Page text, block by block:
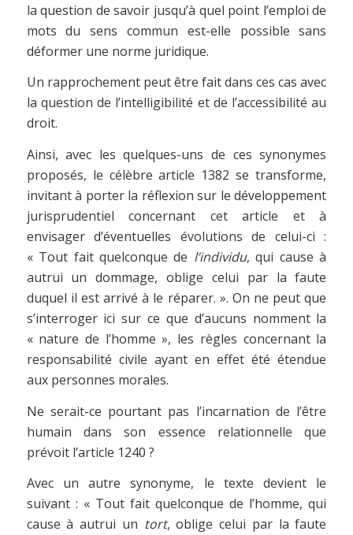
la question de savoir jusqu’à quel point l’emploi de
mots du sens commun est-elle possible sans
déformer une norme juridique.
Un rapprochement peut être fait dans ces cas avec
la question de l’intelligibilité et de l’accessibilité au
droit.
Ainsi, avec les quelques-uns de ces synonymes
proposés, le célèbre article 1382 se transforme,
invitant à porter la réflexion sur le développement
jurisprudentiel concernant cet article et à
envisager d’éventuelles évolutions de celui-ci :
« Tout fait quelconque de l’individu, qui cause à
autrui un dommage, oblige celui par la faute
duquel il est arrivé à le réparer. ». On ne peut que
s’interroger ici sur ce que d’aucuns nomment la
« nature de l’homme », les règles concernant la
responsabilité civile ayant en effet été étendue
aux personnes morales.
Ne serait-ce pourtant pas l’incarnation de l’être
humain dans son essence relationnelle que
prévoit l’article 1240 ?
Avec un autre synonyme, le texte devient le
suivant : « Tout fait quelconque de l’homme, qui
cause à autrui un tort, oblige celui par la faute